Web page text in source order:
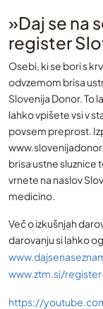
»Daj se na
register
Osebi, ki se bori s
odvzemom brisa
Slovenija Donor. To
lahko vpišete vsi v
povsem preprost.
brisa ustne sluznice
vrnete na naslov
medicino.
Več o izkušnjah
darovanju si lahko
www.ztm.si/
https://